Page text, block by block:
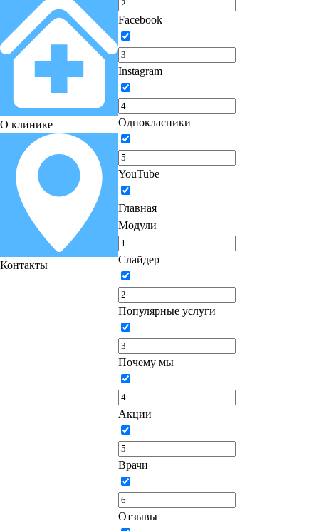
О клинике
Контакты
Facebook
Instagram
Однокласники
YouTube
Главная
Модули
Слайдер
Популярные услуги
Почему мы
Акции
Врачи
Отзывы